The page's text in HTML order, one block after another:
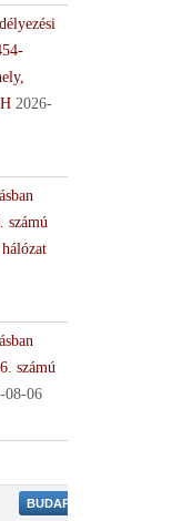
2026-
számú
számú
08-06